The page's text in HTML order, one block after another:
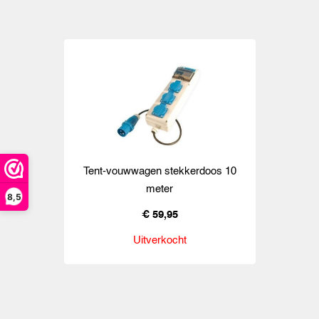
8,5
Tent-vouwwagen stekkerdoos 10
meter
€ 59,95
Uitverkocht